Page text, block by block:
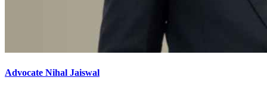
Advocate Nihal Jaiswal